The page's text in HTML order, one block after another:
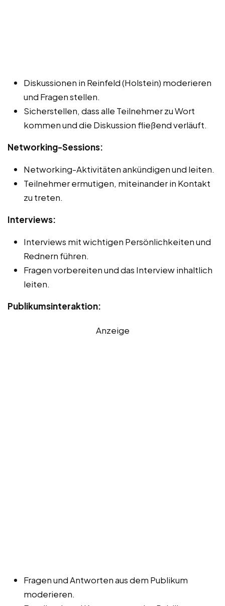
Diskussionen in Reinfeld (Holstein) moderieren
und Fragen stellen.
Sicherstellen, dass alle Teilnehmer zu Wort
kommen und die Diskussion fließend verläuft.
Networking-Sessions:
Networking-Aktivitäten ankündigen und leiten.
Teilnehmer ermutigen, miteinander in Kontakt
zu treten.
Interviews:
Interviews mit wichtigen Persönlichkeiten und
Rednern führen.
Fragen vorbereiten und das Interview inhaltlich
leiten.
Publikumsinteraktion:
Anzeige
Fragen und Antworten aus dem Publikum
moderieren.